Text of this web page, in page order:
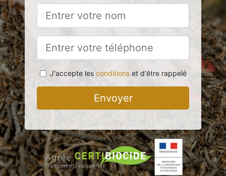
J'accepte les conditionset d'être rappelé
Envoyer